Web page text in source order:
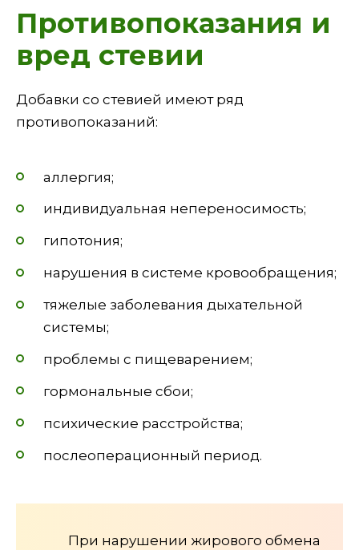
Противопоказания и
вред стевии
Добавки со стевией имеют ряд
противопоказаний:
аллергия;
индивидуальная непереносимость;
гипотония;
нарушения в системе кровообращения;
тяжелые заболевания дыхательной
системы;
проблемы с пищеварением;
гормональные сбои;
психические расстройства;
послеоперационный период.
При нарушении жирового обмена